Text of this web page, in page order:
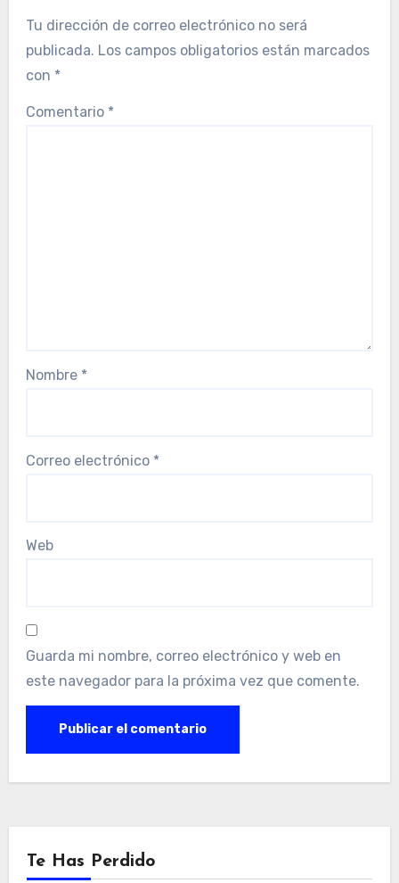
Tu dirección de correo electrónico no será
publicada. Los campos obligatorios están marcados
con *
Comentario *
Nombre *
Correo electrónico *
Web
Guarda mi nombre, correo electrónico y web en
este navegador para la próxima vez que comente.
Te Has Perdido